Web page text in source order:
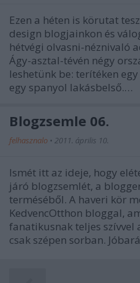
Ezen a héten is körutat
design blogjainkon és
hétvégi olvasni-néznivaló
Ágy-asztal-tévén négy
leshetünk be: terítéken
egy spanyol lakásbelső.…
Blogzsemle 06.
felhasznalo • 2011. április 10.
Ismét itt az ideje, hogy
járó blogzsemlét, a
terméséből. A haveri kör
KedvencOtthon bloggal,
fanatikusnak teljes
csak szépen sorban.